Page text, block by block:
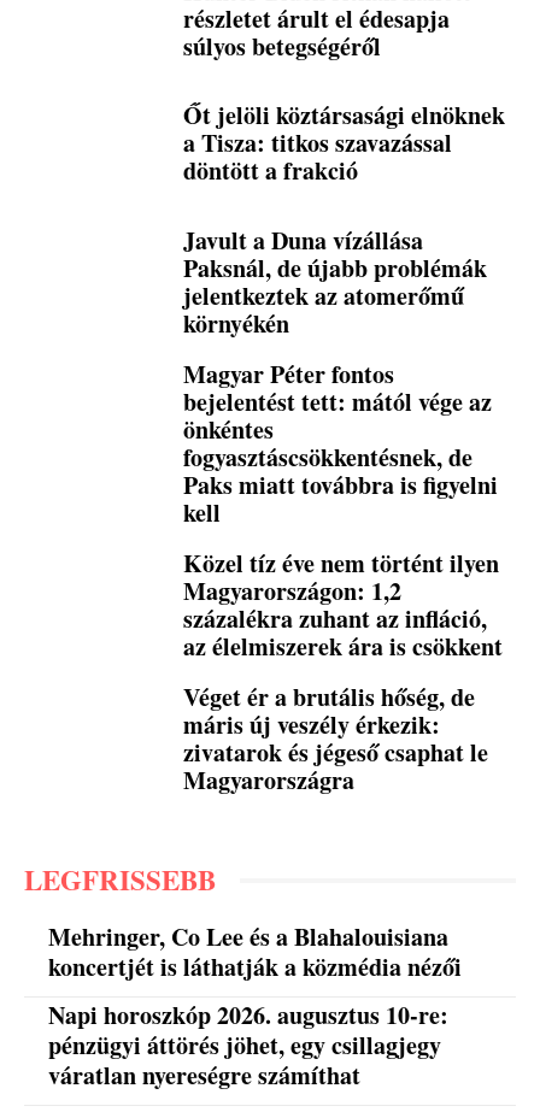
részletet árult el édesapja
súlyos betegségéről
Őt jelöli köztársasági elnöknek
a Tisza: titkos szavazással
döntött a frakció
Javult a Duna vízállása
Paksnál, de újabb problémák
jelentkeztek az atomerőmű
környékén
Magyar Péter fontos
bejelentést tett: mától vége az
önkéntes
fogyasztáscsökkentésnek, de
Paks miatt továbbra is figyelni
kell
Közel tíz éve nem történt ilyen
Magyarországon: 1,2
százalékra zuhant az infláció,
az élelmiszerek ára is csökkent
Véget ér a brutális hőség, de
máris új veszély érkezik:
zivatarok és jégeső csaphat le
Magyarországra
LEGFRISSEBB
Mehringer, Co Lee és a Blahalouisiana
koncertjét is láthatják a közmédia nézői
Napi horoszkóp 2026. augusztus 10-re:
pénzügyi áttörés jöhet, egy csillagjegy
váratlan nyereségre számíthat